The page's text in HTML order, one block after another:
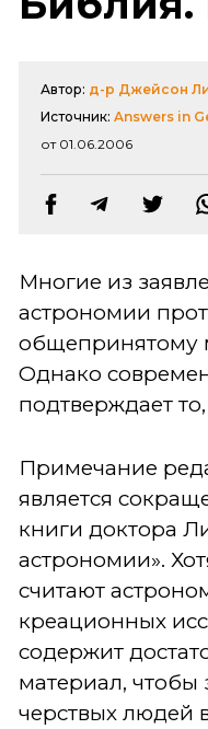
Автор: д-р Джейсон
Источник: Answers in
от 01.06.2006
Многие из
астрономии
общепринятому
Однако
подтверждает
Примечание
является
книги доктора
астрономии».
считают
креационных
содержит
материал, чтобы
черствых людей